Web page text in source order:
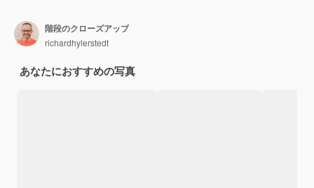
階段のクローズアップ
richardhylerstedt
あなたにおすすめの写真